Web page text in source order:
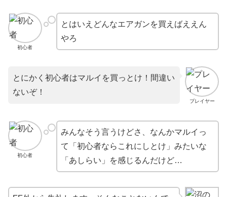
初心者
とはいえどんなエアガンを買えばええん
やろ
プレイヤー
とにかく初心者はマルイを買っとけ！間違い
ないぞ！
初心者
みんなそう言うけどさ、なんかマルイっ
て「初心者ならこれにしとけ」みたいな
「あしらい」を感じるんだけど…